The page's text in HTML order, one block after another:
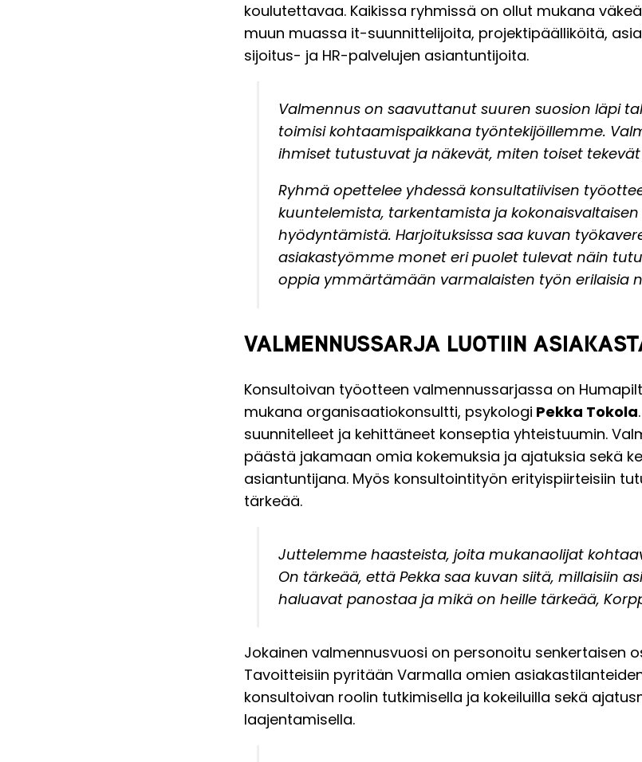
koulutettavaa. Kaikissa ryhmissä on ollut mukana
muun muassa it-suunnittelijoita, projektipäälliköitä,
sijoitus- ja HR-palvelujen asiantuntijoita.
Valmennus on saavuttanut suuren suosion läpi
toimisi kohtaamispaikkana työntekijöillemme.
ihmiset tutustuvat ja näkevät, miten toiset
Ryhmä opettelee yhdessä konsultatiivisen
kuuntelemista, tarkentamista ja
hyödyntämistä. Harjoituksissa saa kuvan
asiakastyömme monet eri puolet tulevat näin
oppia ymmärtämään varmalaisten työn erilaisia
VALMENNUSSARJA LUOTIIN
Konsultoivan työotteen valmennussarjassa on
mukana organisaatiokonsultti, psykologi Pekka Tokola
suunnitelleet ja kehittäneet konseptia yhteistuumin.
päästä jakamaan omia kokemuksia ja ajatuksia sekä
asiantuntijana. Myös konsultointityön erityispiirteisiin
tärkeää.
Juttelemme haasteista, joita mukanaolijat
On tärkeää, että Pekka saa kuvan siitä, millaisiin
haluavat panostaa ja mikä on heille tärkeää,
Jokainen valmennusvuosi on personoitu senkertaisen
Tavoitteisiin pyritään Varmalla omien
konsultoivan roolin tutkimisella ja kokeiluilla sekä
laajentamisella.